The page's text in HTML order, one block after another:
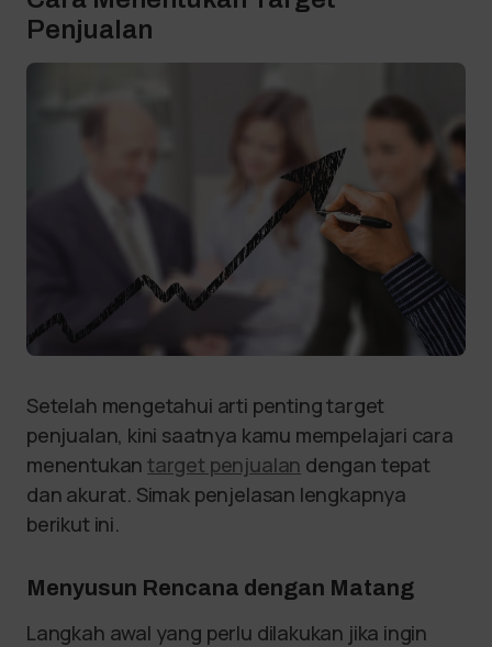
Penjualan
Setelah mengetahui arti penting target
penjualan, kini saatnya kamu mempelajari cara
menentukantarget penjualan dengan tepat
dan akurat. Simak penjelasan lengkapnya
berikut ini.
Menyusun Rencana dengan Matang
Langkah awal yang perlu dilakukan jika ingin